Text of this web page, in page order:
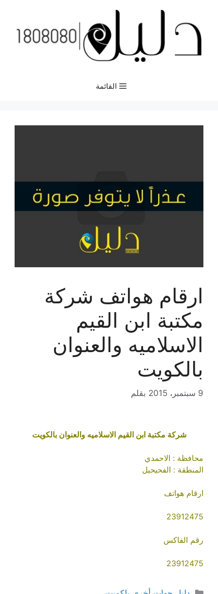
المحتوى
القائمة
ارقام هواتف شركة
مكتبة ابن القيم
الاسلاميه والعنوان
بالكويت
9 سبتمبر، 2015 بقلم
شركة مكتبة ابن القيم الاسلاميه والعنوان بالكويت
محافظة : الاحمدي
المنطقة : الفحيحيل
ارقام هواتف
23912475
رقم الفاكس
23912475
التصنيفات